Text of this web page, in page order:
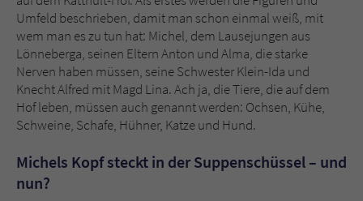
Umfeld beschrieben, damit man schon einmal weiß, mit
wem man es zu tun hat: Michel, dem Lausejungen aus
Lönneberga, seinen Eltern Anton und Alma, die starke
Nerven haben müssen, seine Schwester Klein-Ida und
Knecht Alfred mit Magd Lina. Ach ja, die Tiere, die auf dem
Hof leben, müssen auch genannt werden: Ochsen, Kühe,
Schweine, Schafe, Hühner, Katze und Hund.
Michels Kopf steckt in der Suppenschüssel – und
nun?
Zweck
Benutzer. Es wird benötigt um z. B. den
Sicherheitscode des Kontaktformulars zu
überprüfen.